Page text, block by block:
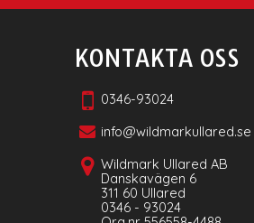
KONTAKTA OSS
0346-93024
info@wildmarkullared.se
Wildmark Ullared AB
Danskavägen 6
311 60 Ullared
0346 - 93024